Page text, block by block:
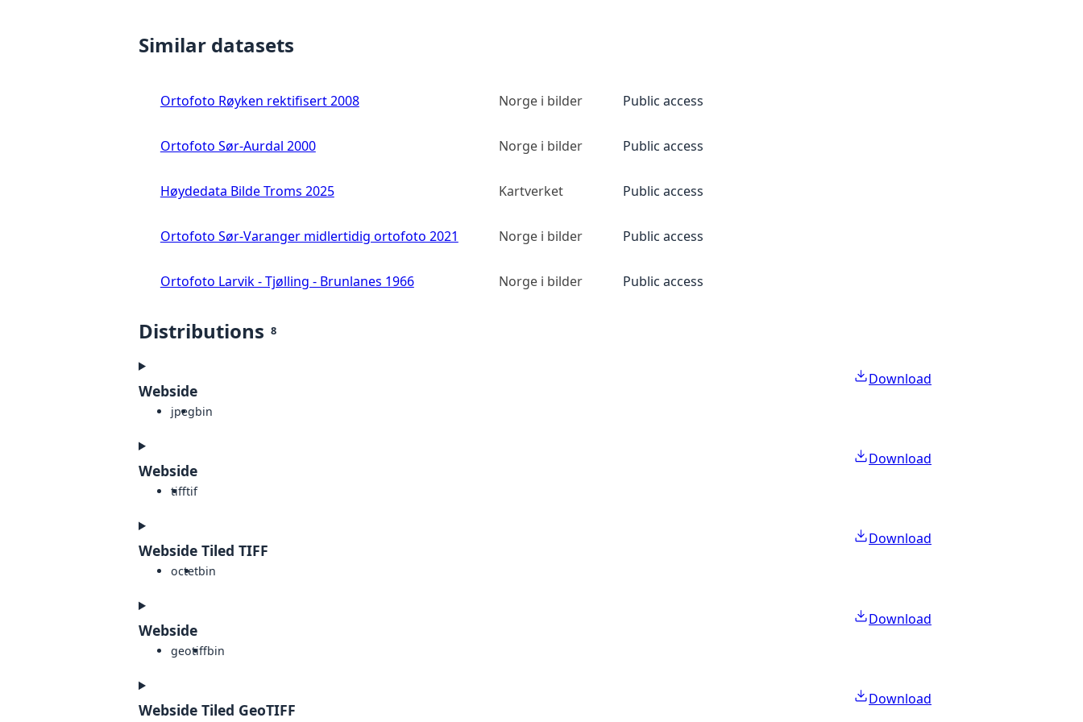
Similar datasets
Ortofoto Røyken rektifisert 2008 Norge i bilder Public access
Ortofoto Sør-Aurdal 2000 Norge i bilder Public access
Høydedata Bilde Troms 2025 Kartverket Public access
Ortofoto Sør-Varanger midlertidig ortofoto 2021 Norge i bilder Public access
Ortofoto Larvik - Tjølling - Brunlanes 1966 Norge i bilder Public access
Distributions 8
Webside
jpegbin
Download
Webside
tifftif
Download
Webside Tiled TIFF
octetbin
Download
Webside
geotiffbin
Download
Webside Tiled GeoTIFF
Download